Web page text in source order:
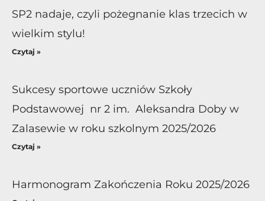
SP2 nadaje, czyli pożegnanie klas trzecich w
wielkim stylu!
Czytaj »
Sukcesy sportowe uczniów Szkoły
Podstawowej nr 2 im. Aleksandra Doby w
Zalasewie w roku szkolnym 2025/2026
Czytaj »
Harmonogram Zakończenia Roku 2025/2026